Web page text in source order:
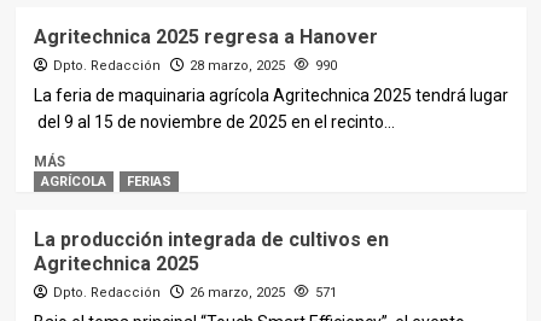
Agritechnica 2025 regresa a Hanover
Dpto. Redacción 28 marzo, 2025 990
La feria de maquinaria agrícola Agritechnica 2025 tendrá lugar
del 9 al 15 de noviembre de 2025 en el recinto...
MÁS
AGRÍCOLA FERIAS
La producción integrada de cultivos en
Agritechnica 2025
Dpto. Redacción 26 marzo, 2025 571